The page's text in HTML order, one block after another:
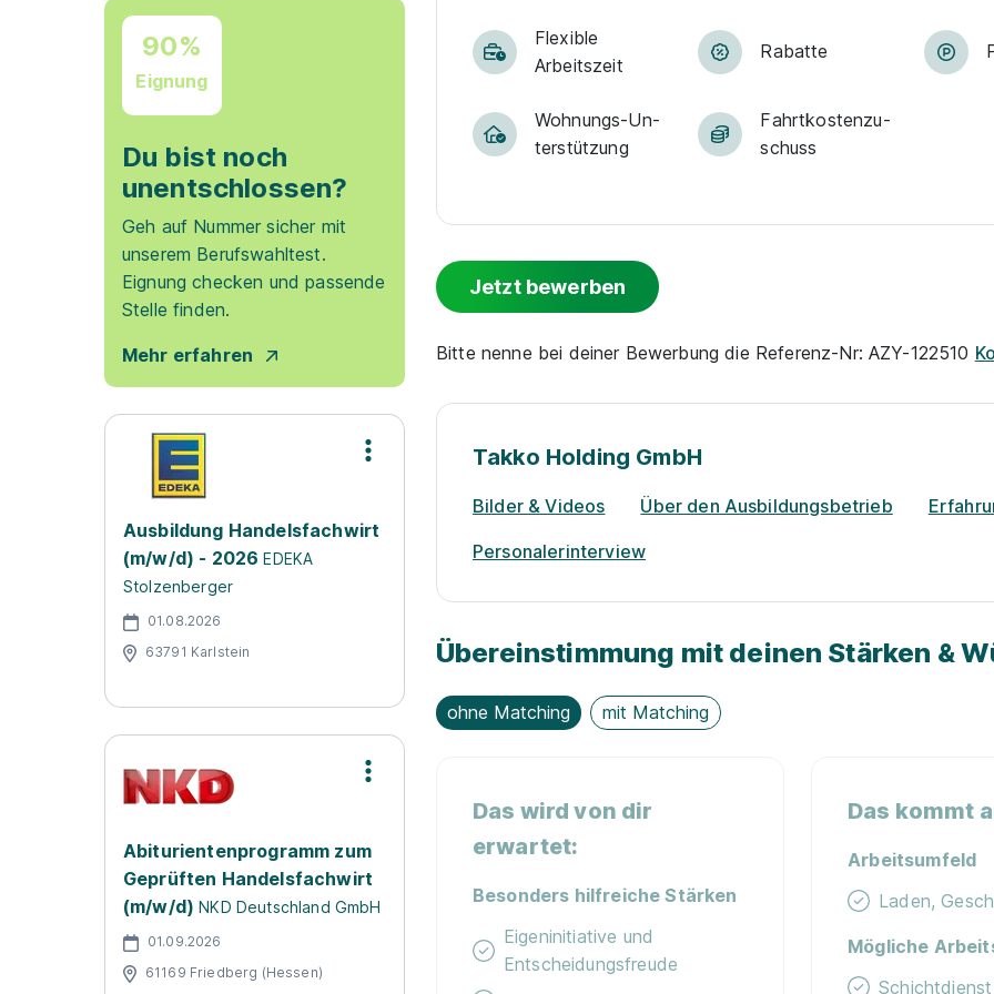
90%
Eignung
Du bist noch
unentschlossen?
Geh auf Nummer sicher mit
unserem Berufswahltest.
Eignung checken und passende
Stelle finden.
Mehr erfahren
Ausbildung Handelsfachwirt
(m/w/d) - 2026 EDEKA
Stolzenberger
01.08.2026
63791 Karlstein
Abiturientenprogramm zum
Geprüften Handelsfachwirt
(m/w/d) NKD Deutschland GmbH
01.09.2026
61169 Friedberg (Hessen)
Flexible
Arbeitszeit
Rabatte
Woh­nungs-Un­
ter­stüt­zung
Fahrt­kosten­zu­
schuss
Jetzt bewerben
Bitte nenne bei deiner Bewerbung die Referenz-Nr: AZY-122510
Takko Holding GmbH
Bilder & Videos Über den Ausbildungsbetrieb
Personalerinterview
Übereinstimmung mit deinen Stärken &
ohne Matching mit Matching
Das wird von dir
erwartet:
Besonders hilfreiche Stärken
Eigeninitiative und
Entscheidungsfreude
Das kommt
Arbeitsumfeld
Laden,
Mögliche
Schichtdienst